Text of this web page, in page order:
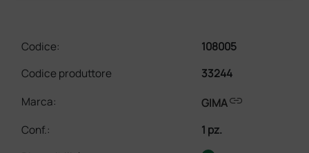
Codice:
108005
Codice produttore
33244
Marca:
GIMAlink
Conf.:
1 pz.